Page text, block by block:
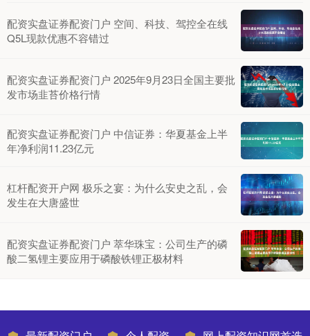
配资实盘证券配资门户 空间、科技、驾控全在线
Q5L现款优惠不容错过
配资实盘证券配资门户 2025年9月23日全国主要批
发市场韭苔价格行情
配资实盘证券配资门户 中信证券：华夏基金上半
年净利润11.23亿元
杠杆配资开户网 极乐之宴：为什么安史之乱，会
发生在大唐盛世
配资实盘证券配资门户 萃华珠宝：公司生产的磷
酸二氢锂主要应用于磷酸铁锂正极材料